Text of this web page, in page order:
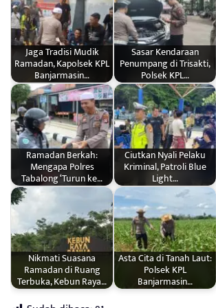
Jaga Tradisi Mudik
Ramadan, Kapolsek KPL
Banjarmasin…
Sasar Kendaraan
Penumpang di Trisakti,
Polsek KPL…
Ramadan Berkah:
Mengapa Polres
Tabalong ‘Turun ke…
Ciutkan Nyali Pelaku
Kriminal, Patroli Blue
Light…
Nikmati Suasana
Ramadan di Ruang
Terbuka, Kebun Raya…
Asta Cita di Tanah Laut:
Polsek KPL
Banjarmasin…